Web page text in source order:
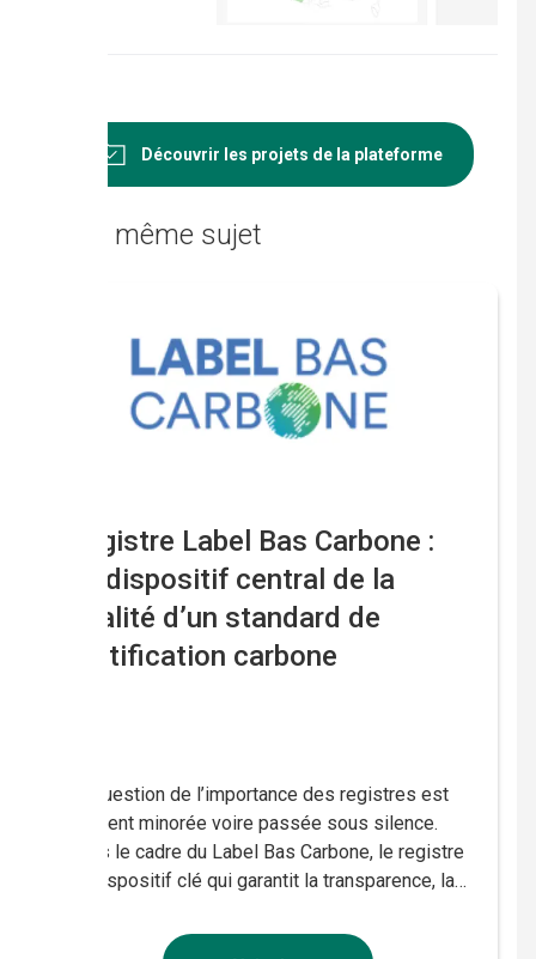
Découvrir les projets de la plateforme
Sur le même sujet
Registre Label Bas Carbone :
un dispositif central de la
qualité d’un standard de
certification carbone
La question de l’importance des registres est
souvent minorée voire passée sous silence.
Dans le cadre du Label Bas Carbone, le registre
un dispositif clé qui garantit la transparence, la
Quel est l’intérêt? Le registre mis en œuvre